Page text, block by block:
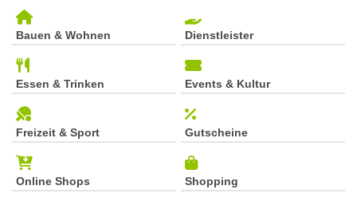
Bauen & Wohnen Dienstleister
Essen & Trinken Events & Kultur
Freizeit & Sport Gutscheine
Online Shops Shopping